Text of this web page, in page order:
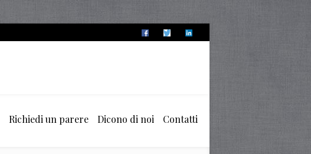
Richiedi un parere Dicono di noi Contatti